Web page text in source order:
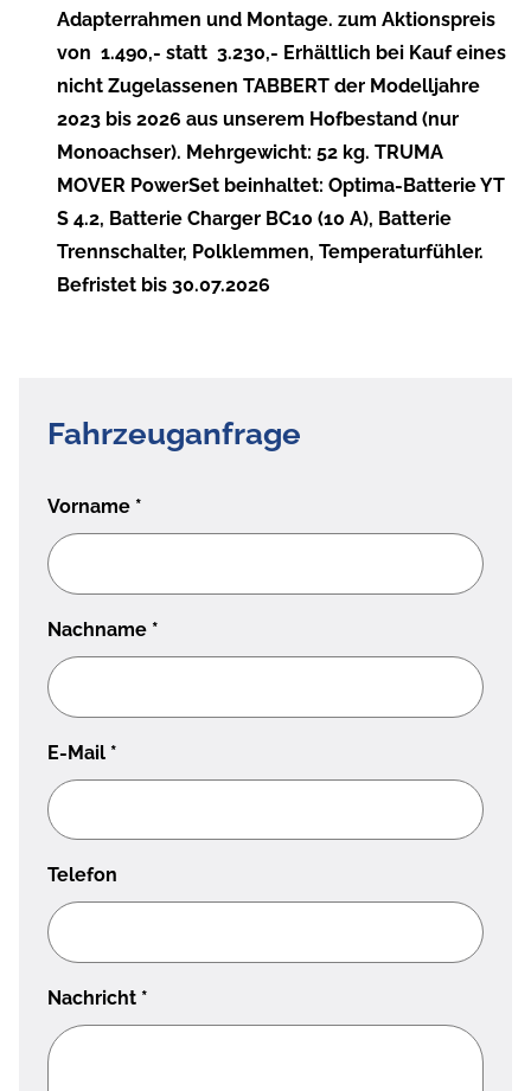
Adapterrahmen und Montage. zum Aktionspreis
von  1.490,- statt  3.230,- Erhältlich bei Kauf eines
nicht Zugelassenen TABBERT der Modelljahre
2023 bis 2026 aus unserem Hofbestand (nur
Monoachser). Mehrgewicht: 52 kg. TRUMA
MOVER PowerSet beinhaltet: Optima-Batterie YT
S 4.2, Batterie Charger BC10 (10 A), Batterie
Trennschalter, Polklemmen, Temperaturfühler.
Befristet bis 30.07.2026
Fahrzeuganfrage
Vorname *
Nachname *
E-Mail *
Telefon
Nachricht *